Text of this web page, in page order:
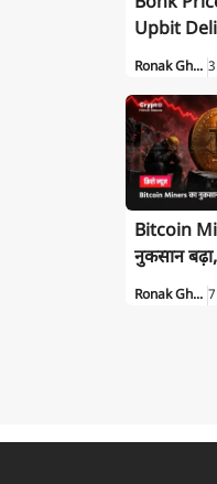
Upbit
BONK में
Ronak Gh...
Bitcoin
नुकसान
मायने और
Ronak Gh...